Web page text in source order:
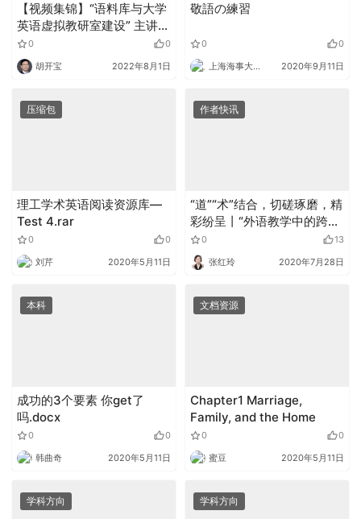
【视频集锦】“语料库与大学
英语虚拟教研室建设” 主讲
人：李晓倩
0 0
胡开宝 2022年8月1日
敬語の練習
0 0
上海海事大学外语 2020年9月11日
压缩包
理工学术英语阅读资源库—
Test 4.rar
0 0
刘芹 2020年5月11日
作者快讯
“道”“术”结合，切磋琢磨，精
彩纷呈丨“外语教学中的跨文
化能力培养”专题论坛侧记
0 13
张红玲 2020年7月28日
本科
成功的3个要素 你get了
吗.docx
0 0
韩曲奇 2020年5月11日
文档资源
Chapter1 Marriage,
Family, and the Home
0 0
蜜豆 2020年5月11日
学科方向 学科方向